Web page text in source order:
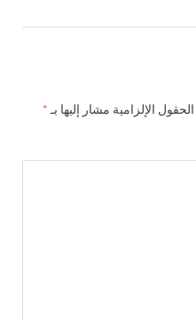
الحقول الإلزامية مشار إليها بـ *